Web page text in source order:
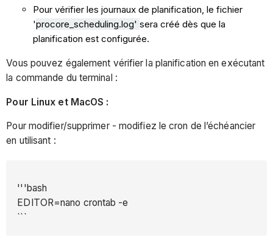
Pour vérifier les journaux de planification, le fichier
'procore _scheduling.log' sera créé dès que la
planification est configurée.
Vous pouvez également vérifier la planification en exécutant
la commande du terminal :
Pour Linux et MacOS :
Pour modifier/supprimer - modifiez le cron de l’échéancier
en utilisant :
'''bash
EDITOR=nano crontab -e
```